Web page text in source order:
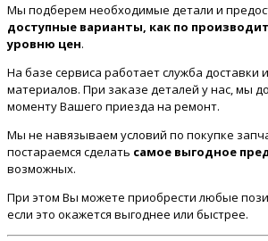
Мы подберем необходимые детали и
доступные варианты, как по
уровню цен.
На базе сервиса работает служба доставки
материалов. При заказе деталей у нас, мы
моменту Вашего приезда на ремонт.
Мы не навязываем условий по покупке
постараемся сделать самое выгодное
возможных.
При этом Вы можете приобрести любые
если это окажется выгоднее или быстрее.